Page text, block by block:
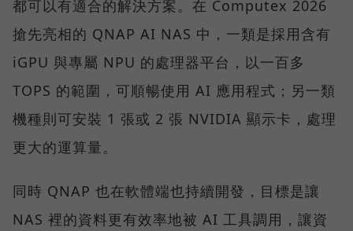
都可以有適合的解決方案。在 Computex 2026
搶先亮相的 QNAP AI NAS 中，一類是採用含有
iGPU 與專屬 NPU 的處理器平台，以一百多
TOPS 的範圍，可順暢使用 AI 應用程式；另一類
機種則可安裝 1 張或 2 張 NVIDIA 顯示卡，處理
更大的運算量。
同時 QNAP 也在軟體端也持續開發，目標是讓
NAS 裡的資料更有效率地被 AI 工具調用，讓資